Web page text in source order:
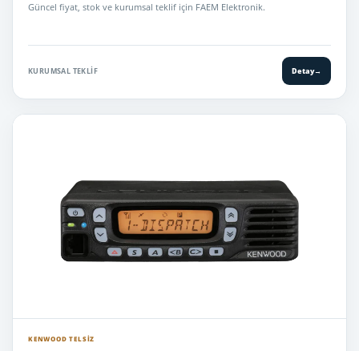
Güncel fiyat, stok ve kurumsal teklif için FAEM Elektronik.
KURUMSAL TEKLIF Detay→
KENWOOD TELSIZ